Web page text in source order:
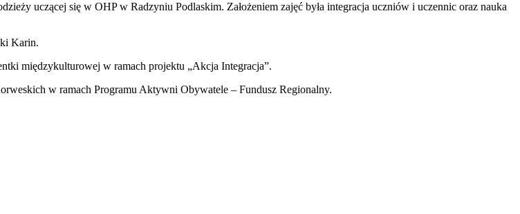
uczącej się w OHP w Radzyniu Podlaskim. Założeniem zajęć była integracja uczniów i uczennic oraz nauka
Karin.
międzykulturowej w ramach projektu „Akcja Integracja”.
w ramach Programu Aktywni Obywatele – Fundusz Regionalny.